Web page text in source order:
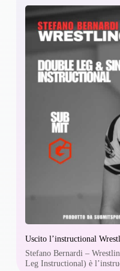
Uscito l’instructional
Stefano Bernardi –
Leg Instructional) è